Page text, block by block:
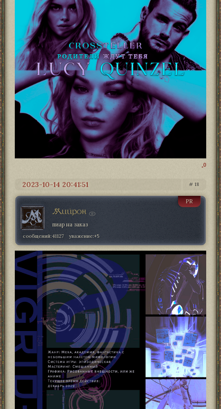
0
18
2023-10-14 20:41:51
Мийрон
PR
пиар на заказ
сообщений:41127 уважение:+5